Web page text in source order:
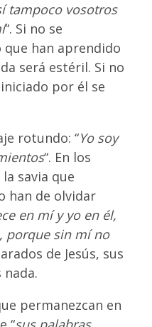
tampoco vosotros
“. Si no se
han aprendido
será estéril. Si no
por él se
rotundo: “Yo soy
“. En los
savia que
han de olvidar
en mí y yo en él,
porque sin mí no
de Jesús, sus
permanezcan en